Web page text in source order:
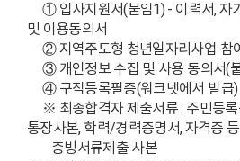
① 입사지원서(붙임1) - 이력서, 자
및 이용동의서
② 지역주도형 청년일자리사업 참
③ 개인정보 수집 및 사용 동의서(
④ 구직등록필증(워크넷에서 발급)
※ 최종합격자 제출서류 : 주민등록
통장사본, 학력/경력증명서, 자격증 등
증빙서류제출 사본